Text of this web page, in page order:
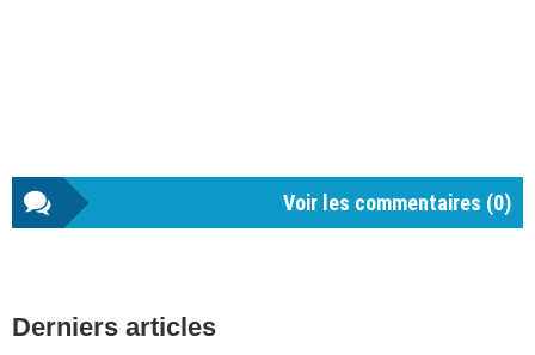
Voir les commentaires (0)
latérale
Derniers articles